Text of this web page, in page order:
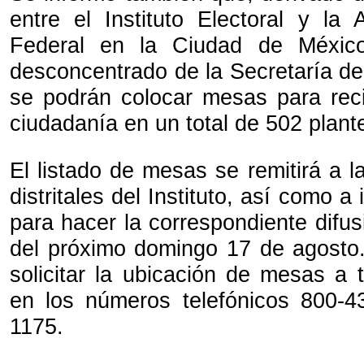
entre el Instituto Electoral y la
Federal en la Ciudad de
desconcentrado de la Secretaría
se podrán colocar mesas para
ciudadanía en un total de 502
El listado de mesas se remitirá a
distritales del Instituto, así como a
para hacer la correspondiente
del próximo domingo 17 de
solicitar la ubicación de mesas a
en los números telefónicos 800-
1175.